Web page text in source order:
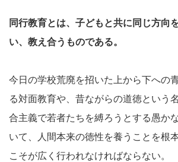
同行教育とは、子どもと共に同じ方向
い、教え合うものである。
今日の学校荒廃を招いた上から下への
る対面教育や、昔ながらの道徳という
合主義で若者たちを縛ろうとする愚か
いて、人間本来の徳性を養うことを根
こそが広く行われなければならない。